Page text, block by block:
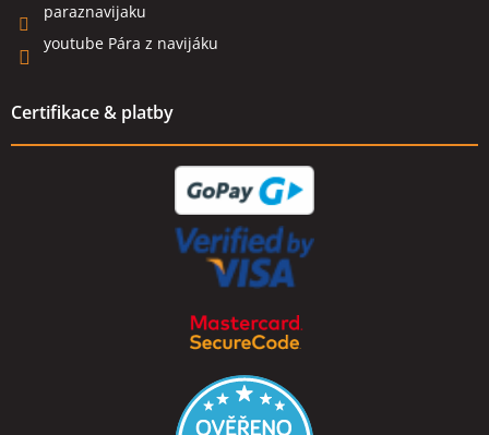
paraznavijaku
youtube Pára z navijáku
Certifikace & platby